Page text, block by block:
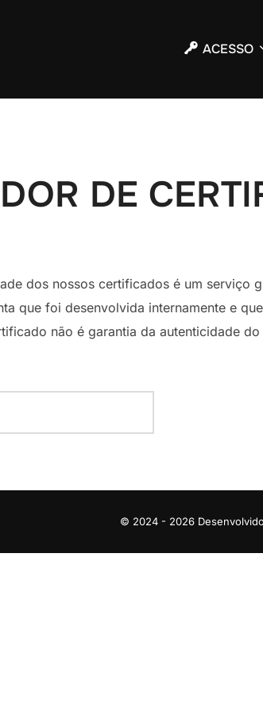
ACESSO
DE
dos nossos certificados é um serviço
que foi desenvolvida internamente e
não é garantia da autenticidade